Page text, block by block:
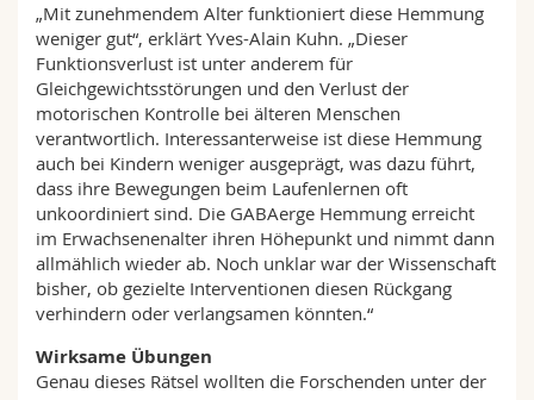
„Mit zunehmendem Alter funktioniert diese Hemmung
weniger gut“, erklärt Yves-Alain Kuhn. „Dieser
Funktionsverlust ist unter anderem für
Gleichgewichtsstörungen und den Verlust der
motorischen Kontrolle bei älteren Menschen
verantwortlich. Interessanterweise ist diese Hemmung
auch bei Kindern weniger ausgeprägt, was dazu führt,
dass ihre Bewegungen beim Laufenlernen oft
unkoordiniert sind. Die GABAerge Hemmung erreicht
im Erwachsenenalter ihren Höhepunkt und nimmt dann
allmählich wieder ab. Noch unklar war der Wissenschaft
bisher, ob gezielte Interventionen diesen Rückgang
verhindern oder verlangsamen könnten.“
Wirksame Übungen
Genau dieses Rätsel wollten die Forschenden unter der